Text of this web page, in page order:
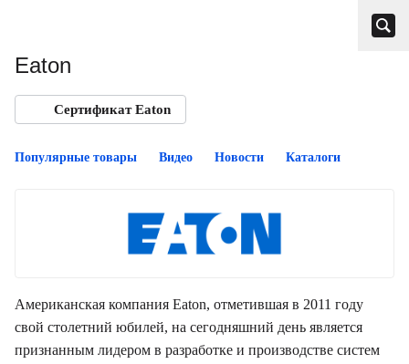
Eaton
Сертификат Eaton
Популярные товары Видео Новости Каталоги
Американская компания Eaton, отметившая в 2011 году
свой столетний юбилей, на сегодняшний день является
признанным лидером в разработке и производстве систем